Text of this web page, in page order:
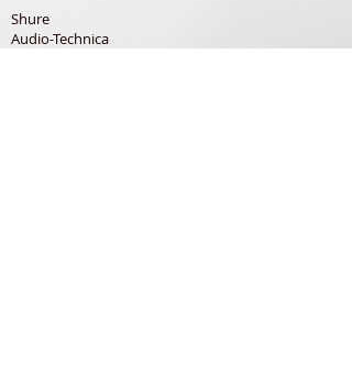
Shure
Audio-Technica